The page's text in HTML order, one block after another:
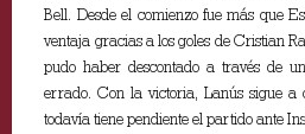
Bell. Desde el comienzo fue más que
ventaja gracias a los goles de Cristian
pudo haber descontado a través de
errado. Con la victoria, Lanús sigue a
todavía tiene pendiente el partido ante